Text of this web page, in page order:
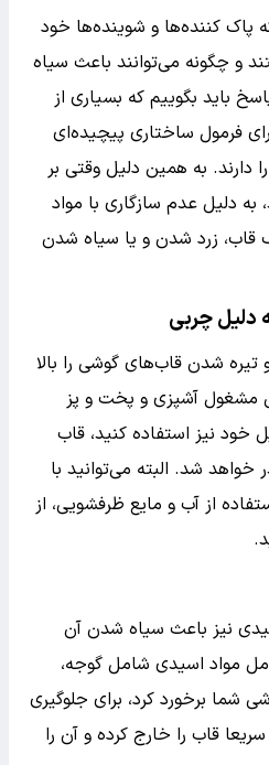
پاک کننده‌ها و شوینده‌ها خود
و چگونه می‌توانند باعث سیاه
باید بگوییم که بسیاری از
فرمول ساختاری پیچیده‌ای
دارند. به همین دلیل وقتی بر
به دلیل عدم سازگاری با مواد
قاب، زرد شدن و یا سیاه شدن
چربی
شدن قاب‌های گوشی را بالا
مشغول آشپزی و پخت و پز
خود نیز استفاده کنید، قاب
شد. البته می‌توانید با
از آب و مایع ظرفشویی، از
نیز باعث سیاه شدن آن
مواد اسیدی شامل گوجه،
شما برخورد کرد، برای جلوگیری
قاب را خارج کرده و آن را